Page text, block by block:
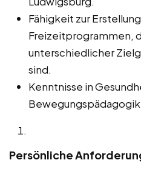
Fähigkeit zur
Freizeitprogrammen,
unterschiedlicher
sind.
Kenntnisse in
Persönliche